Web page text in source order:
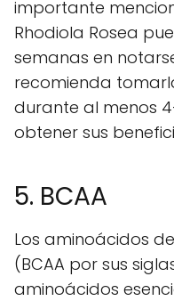
importante
Rhodiola Rosea
semanas en
recomienda
durante al menos
obtener sus
5. BCAA
Los aminoácidos
(BCAA por sus
aminoácidos